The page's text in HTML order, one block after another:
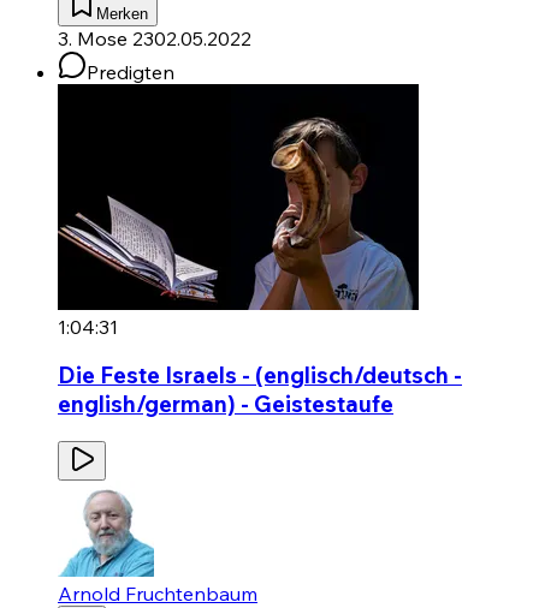
Merken
3. Mose 2302.05.2022
Predigten
1:04:31
Die Feste Israels - (englisch/deutsch -
english/german) - Geistestaufe
Arnold Fruchtenbaum